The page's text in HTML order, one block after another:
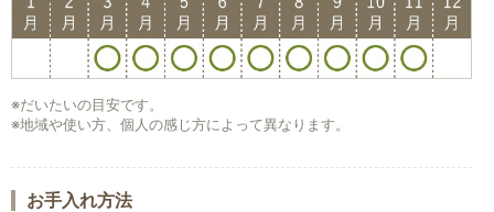
※だいたいの目安です。
※地域や使い方、個人の感じ方によって異なります。
お手入れ方法